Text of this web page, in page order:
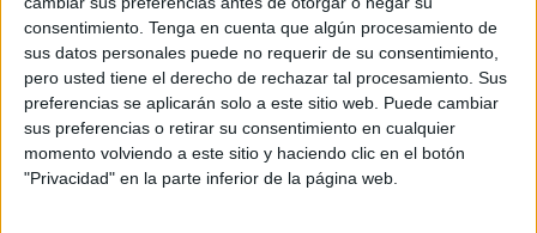
consentimiento. Tenga en cuenta que algún procesamiento de
sus datos personales puede no requerir de su consentimiento,
pero usted tiene el derecho de rechazar tal procesamiento. Sus
preferencias se aplicarán solo a este sitio web. Puede cambiar
sus preferencias o retirar su consentimiento en cualquier
momento volviendo a este sitio y haciendo clic en el botón
"Privacidad" en la parte inferior de la página web.
estemos esperando la resolución definitiva de todos esos
trámites, procedimientos y autorizaciones".
Nunca jamás se suspenderán los
cultos